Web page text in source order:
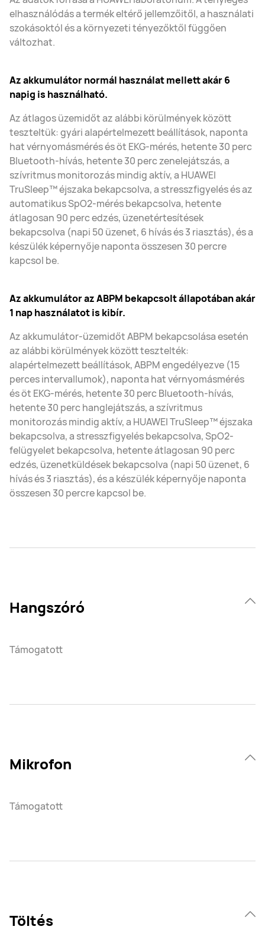
elhasználódás a termék eltérő jellemzőitől, a használati
szokásoktól és a környezeti tényezőktől függően
változhat.
Az akkumulátor normál használat mellett akár 6
napig is használható.
Az átlagos üzemidőt az alábbi körülmények között
teszteltük: gyári alapértelmezett beállítások, naponta
hat vérnyomásmérés és öt EKG-mérés, hetente 30 perc
Bluetooth-hívás, hetente 30 perc zenelejátszás, a
szívritmus monitorozás mindig aktív, a HUAWEI
TruSleep™ éjszaka bekapcsolva, a stresszfigyelés és az
automatikus SpO2-mérés bekapcsolva, hetente
átlagosan 90 perc edzés, üzenetértesítések
bekapcsolva (napi 50 üzenet, 6 hívás és 3 riasztás), és a
készülék képernyője naponta összesen 30 percre
kapcsol be.
Az akkumulátor az ABPM bekapcsolt állapotában akár
1 nap használatot is kibír.
Az akkumulátor-üzemidőt ABPM bekapcsolása esetén
az alábbi körülmények között tesztelték:
alapértelmezett beállítások, ABPM engedélyezve (15
perces intervallumok), naponta hat vérnyomásmérés
és öt EKG-mérés, hetente 30 perc Bluetooth-hívás,
hetente 30 perc hanglejátszás, a szívritmus
monitorozás mindig aktív, a HUAWEI TruSleep™ éjszaka
bekapcsolva, a stresszfigyelés bekapcsolva, SpO2-
felügyelet bekapcsolva, hetente átlagosan 90 perc
edzés, üzenetküldések bekapcsolva (napi 50 üzenet, 6
hívás és 3 riasztás), és a készülék képernyője naponta
összesen 30 percre kapcsol be.
Hangszóró
Támogatott
Mikrofon
Támogatott
Töltés